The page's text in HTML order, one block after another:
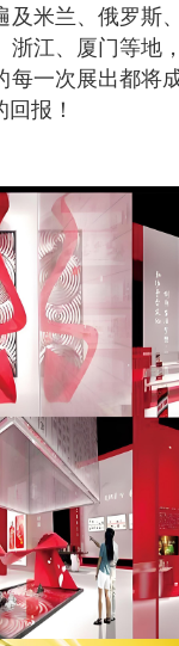
米兰、俄罗斯
浙江、厦门等地
每一次展出都将
报！